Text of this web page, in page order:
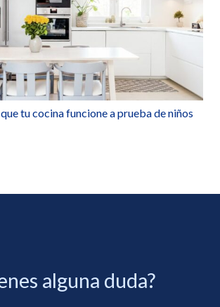
tu cocina funcione a prueba de niños
alguna duda?